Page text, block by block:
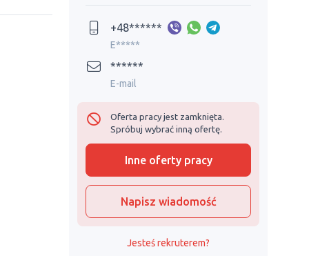
+48******
E*****
******
E-mail
Oferta pracy jest zamknięta.
Spróbuj wybrać inną ofertę.
Inne oferty pracy
Napisz wiadomość
Jesteś rekruterem?